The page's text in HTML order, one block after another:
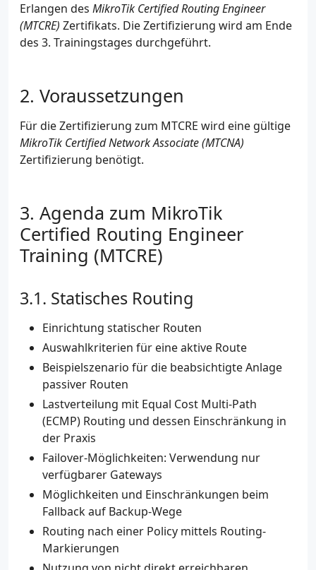
Erlangen des MikroTik Certified Routing Engineer
(MTCRE) Zertifikats. Die Zertifizierung wird am Ende
des 3. Trainingstages durchgeführt.
Voraussetzungen
Für die Zertifizierung zum MTCRE wird eine gültige
MikroTik Certified Network Associate (MTCNA)
Zertifizierung benötigt.
Agenda zum MikroTik
Certified Routing Engineer
Training (MTCRE)
Statisches Routing
Einrichtung statischer Routen
Auswahlkriterien für eine aktive Route
Beispielszenario für die beabsichtigte Anlage
passiver Routen
Lastverteilung mit Equal Cost Multi-Path
(ECMP) Routing und dessen Einschränkung in
der Praxis
Failover-Möglichkeiten: Verwendung nur
verfügbarer Gateways
Möglichkeiten und Einschränkungen beim
Fallback auf Backup-Wege
Routing nach einer Policy mittels Routing-
Markierungen